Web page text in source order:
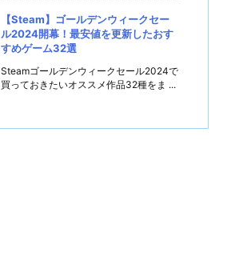
【Steam】ゴールデンウィークセー
ル2024開幕！最安値を更新したおす
すめゲーム32選
Steamゴールデンウィークセール2024で
買っておきたいオススメ作品32種をま ...